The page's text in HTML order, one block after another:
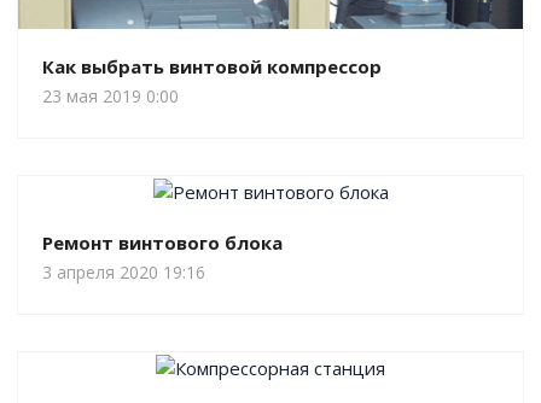
Как выбрать винтовой компрессор
23 мая 2019 0:00
Ремонт винтового блока
3 апреля 2020 19:16